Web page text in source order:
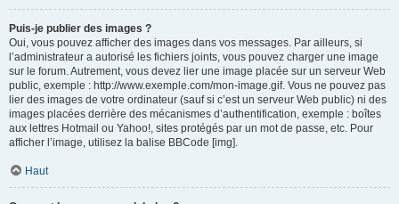
Puis-je publier des images ?
Oui, vous pouvez afficher des images dans vos messages. Par ailleurs, si
l’administrateur a autorisé les fichiers joints, vous pouvez charger une image
sur le forum. Autrement, vous devez lier une image placée sur un serveur Web
public, exemple : http://www.exemple.com/mon-image.gif. Vous ne pouvez pas
lier des images de votre ordinateur (sauf si c’est un serveur Web public) ni des
images placées derrière des mécanismes d’authentification, exemple : boîtes
aux lettres Hotmail ou Yahoo!, sites protégés par un mot de passe, etc. Pour
afficher l’image, utilisez la balise BBCode [img].
Haut